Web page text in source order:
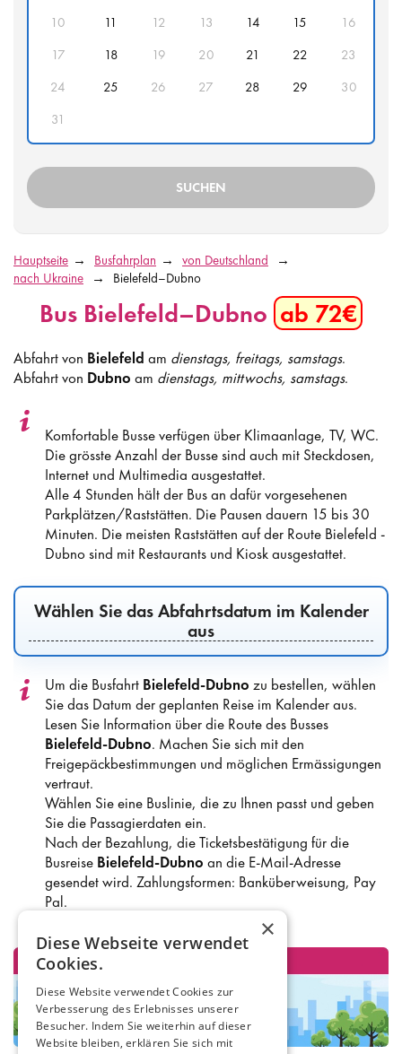
10
11 12 13 14 15
16
17
18 19 20 21 22
23
24
25 26 27 28 29
30
31
Hauptseite Busfahrplan
von Deutschland
nach Ukraine
Bielefeld–Dubno
Bus Bielefeld–Dubno ab 72€
Abfahrt von Bielefeld am dienstags, freitags, samstags.
Abfahrt von Dubno am dienstags, mittwochs, samstags.
Komfortable Busse verfügen über Klimaanlage, TV, WC.
Die grösste Anzahl der Busse sind auch mit Steckdosen,
Internet und Multimedia ausgestattet.
Alle 4 Stunden hält der Bus an dafür vorgesehenen
Parkplätzen/Raststätten. Die Pausen dauern 15 bis 30
Minuten. Die meisten Raststätten auf der Route Bielefeld -
Dubno sind mit Restaurants und Kiosk ausgestattet.
Wählen Sie das Abfahrtsdatum im Kalender
aus
Um die Busfahrt Bielefeld-Dubno zu bestellen, wählen
Sie das Datum der geplanten Reise im Kalender aus.
Lesen Sie Information über die Route des Busses
Bielefeld-Dubno. Machen Sie sich mit den
Freigepäckbestimmungen und möglichen Ermässigungen
vertraut.
Wählen Sie eine Buslinie, die zu Ihnen passt und geben
Sie die Passagierdaten ein.
Nach der Bezahlung, die Ticketsbestätigung für die
Busreise Bielefeld-Dubno an die E-Mail-Adresse
gesendet wird. Zahlungsformen: Banküberweisung, Pay
Pal.
×
Diese Webseite verwendet
Cookies.
Diese Website verwendet Cookies zur
Verbesserung des Erlebnisses unserer
Besucher. Indem Sie weiterhin auf dieser
Website bleiben, erklären Sie sich mit